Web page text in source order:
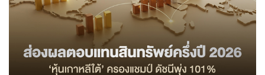
นอกจากนี้ยังมีวิกฤตเศรษฐกิจที่อาจเกิดขึ้นรออยู่ข้างหน้า ซึ่ง
เริ่มเห็นถึงเค้าลางในบางประเทศ และสภาพคล่องของ
ตลาดหลักทรัพย์ไทยลดลงอย่างต่อเนื่อง เหลือน้อยกว่าครึ่ง
ของก่อนหน้า โดยขอยืนยันว่าช่วงนี้จึงไม่ใช่เวลาที่เหมาะสม